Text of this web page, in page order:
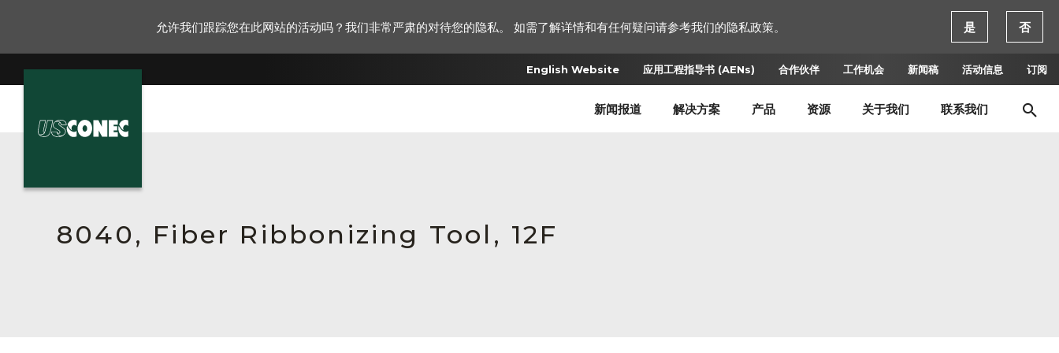
English Website 应用工程指导书 (AENs) 合作伙伴 工作机会 新闻稿 活动信息 订阅
新闻报道 解决方案 产品 资源 关于我们 联系我们
8040, Fiber Ribbonizing Tool, 12F
允许我们跟踪您在此网站的活动吗？我们非常严肃的对待您的隐私。 如需了解详情和有任何疑问请参考我们的隐私政策。 是 否